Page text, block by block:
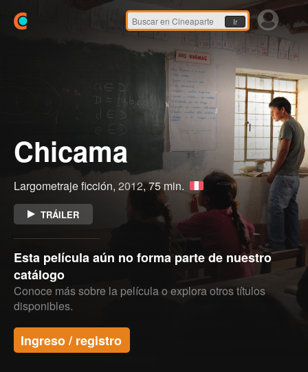
Ir
Chicama
Largometraje ficción, 2012, 75 min.
TRÁILER
Esta película aún no forma parte de nuestro
catálogo
Conoce más sobre la película o explora otros títulos
disponibles.
Ingreso / registro